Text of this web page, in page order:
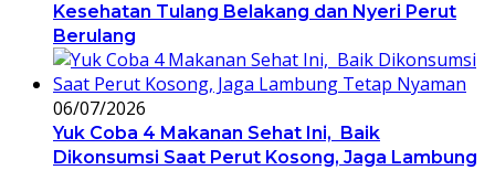
Kesehatan Tulang Belakang dan Nyeri Perut
Berulang
06/07/2026
Yuk Coba 4 Makanan Sehat Ini, Baik
Dikonsumsi Saat Perut Kosong, Jaga Lambung